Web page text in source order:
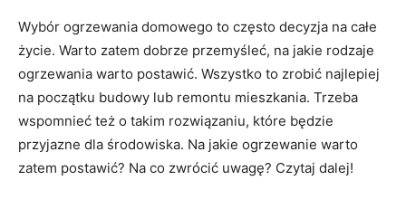
Wybór ogrzewania domowego to często decyzja na całe
życie. Warto zatem dobrze przemyśleć, na jakie rodzaje
ogrzewania warto postawić. Wszystko to zrobić najlepiej
na początku budowy lub remontu mieszkania. Trzeba
wspomnieć też o takim rozwiązaniu, które będzie
przyjazne dla środowiska. Na jakie ogrzewanie warto
zatem postawić? Na co zwrócić uwagę? Czytaj dalej!